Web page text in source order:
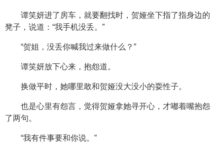
谭笑妍进了房车，就要翻找时，贺娅坐下指了指身边的
凳子，说道：“我手机没丢。”
“贺姐，没丢你喊我过来做什么？”
谭笑妍放下心来，抱怨道。
换做平时，她哪里敢和贺娅没大没小的耍性子。
也是心里有怨言，觉得贺娅拿她寻开心，才嘟着嘴抱怨
了两句。
“我有件事要和你说。”